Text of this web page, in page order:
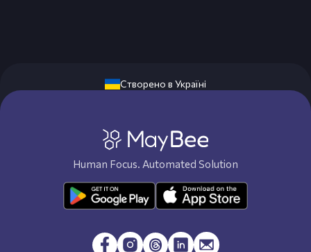
Створено в Україні
Human Focus. Automated Solution